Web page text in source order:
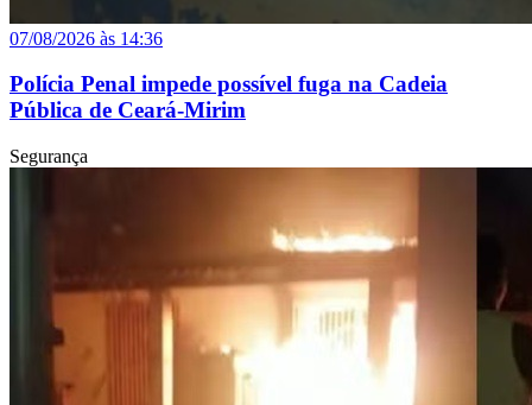
07/08/2026 às 14:36
Polícia Penal impede possível fuga na Cadeia
Pública de Ceará-Mirim
Segurança